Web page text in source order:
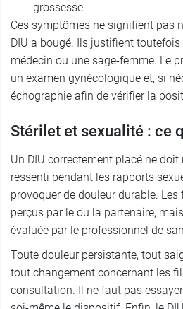
grossesse.
Ces symptômes ne signifient pas
DIU a bougé. Ils justifient
médecin ou une sage-femme. Le
un examen gynécologique et, si
échographie afin de vérifier la
Stérilet et sexualité : ce
Un DIU correctement placé ne
ressenti pendant les rapports
provoquer de douleur durable.
perçus par le ou la partenaire,
évaluée par le professionnel de
Toute douleur persistante, tout
tout changement concernant les
consultation. Il ne faut pas